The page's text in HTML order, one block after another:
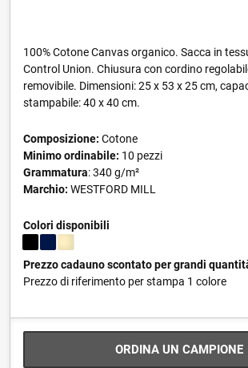
100% Cotone Canvas organico. Sacca in
Control Union. Chiusura con cordino
removibile. Dimensioni: 25 x 53 x 25 cm,
stampabile: 40 x 40 cm.
Composizione: Cotone
Minimo ordinabile: 10 pezzi
Grammatura: 340 g/m²
Marchio: WESTFORD MILL
Colori disponibili
Prezzo cadauno scontato per grandi
Prezzo di riferimento per stampa 1 colore
ORDINA UN CAMPIONE